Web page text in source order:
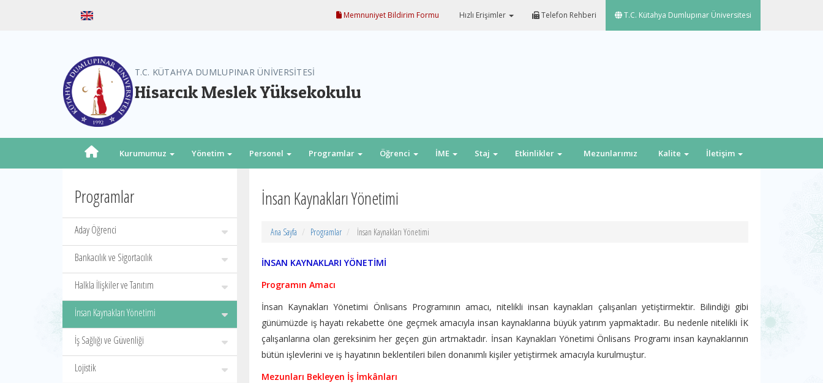
Memnuniyet Bildirim Formu Hızlı Erişimler Telefon Rehberi T.C. Kütahya Dumlupınar Üniversitesi
T.C. KÜTAHYA DUMLUPINAR ÜNİVERSİTESİ
Hisarcık Meslek Yüksekokulu
Kurumumuz Yönetim Personel Programlar Öğrenci İME Staj Etkinlikler Mezunlarımız Kalite İletişim
Programlar
Aday Öğrenci
Bankacılık ve Sigortacılık
Halkla İlişkiler ve Tanıtım
İnsan Kaynakları Yönetimi
İş Sağlığı ve Güvenliği
Lojistik
İnsan Kaynakları Yönetimi
Ana Sayfa Programlar İnsan Kaynakları Yönetimi
İNSAN KAYNAKLARI YÖNETİMİ
Programın Amacı
İnsan Kaynakları Yönetimi Önlisans Programının amacı, nitelikli insan kaynakları çalışanları yetiştirmektir. Bilindiği gibi
günümüzde iş hayatı rekabette öne geçmek amacıyla insan kaynaklarına büyük yatırım yapmaktadır. Bu nedenle nitelikli İK
çalışanlarına olan gereksinim her geçen gün artmaktadır. İnsan Kaynakları Yönetimi Önlisans Programı insan kaynaklarının
bütün işlevlerini ve iş hayatının beklentileri bilen donanımlı kişiler yetiştirmek amacıyla kurulmuştur.
Mezunları Bekleyen İş İmkânları